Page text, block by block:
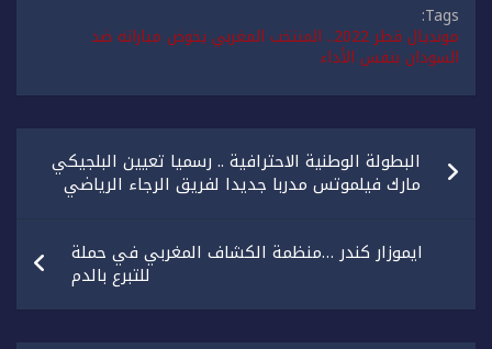
Tags:
مونديال قطر 2022.. المنتخب المغربي يخوض مباراته ضد
السودان بنفس الأداء
تصفّح
المقالاتالبطولة الوطنية الاحترافية .. رسميا تعيين البلجيكي
مارك فيلموتس مدربا جديدا لفريق الرجاء الرياضي
ايموزار كندر …منظمة الكشاف المغربي في حملة
للتبرع بالدم